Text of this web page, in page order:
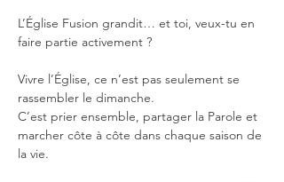
L’Église Fusion grandit… et toi, veux-tu en
faire partie activement ?
Vivre l’Église, ce n’est pas seulement se
rassembler le dimanche.
C’est prier ensemble, partager la Parole et
marcher côte à côte dans chaque saison de
la vie.